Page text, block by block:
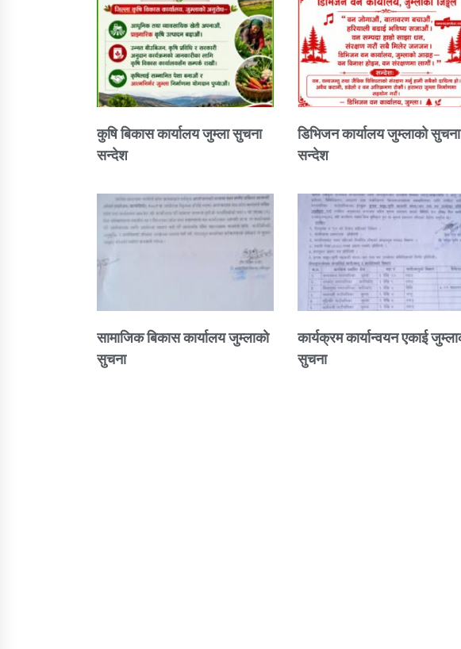
कुषि बिकास कार्यालय जुम्ला सुचना
सन्देश
डिभिजन कार्यालय जुम्लाको सुचना
सन्देश
सामाजिक बिकास कार्यालय जुम्लाकाे
सुचना
कार्यक्रम कार्यान्वयन एकाई
सुचना